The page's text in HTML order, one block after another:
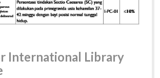
International Library